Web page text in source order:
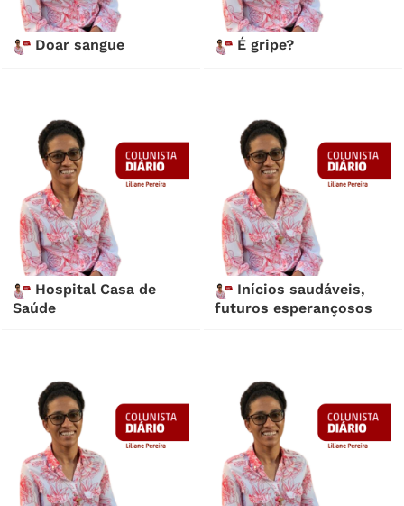
Doar sangue É gripe?
Hospital Casa de
Saúde
Inícios saudáveis,
futuros esperançosos